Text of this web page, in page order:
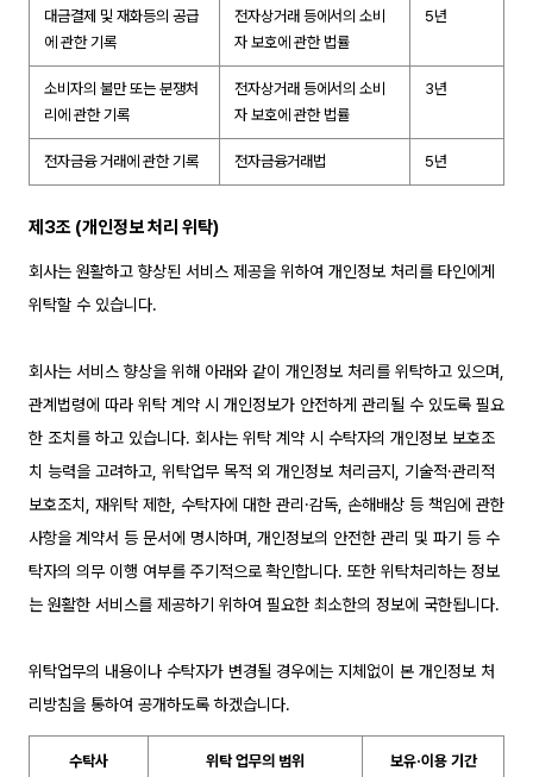
대금결제 및 재화등의 공급
에 관한 기록
전자상거래 등에서의 소비
자 보호에 관한 법률
5년
소비자의 불만 또는 분쟁처
리에 관한 기록
전자상거래 등에서의 소비
자 보호에 관한 법률
3년
전자금융 거래에 관한 기록 전자금융거래법 5년
제3조 (개인정보 처리 위탁)
회사는 원활하고 향상된 서비스 제공을 위하여 개인정보 처리를 타인에게
위탁할 수 있습니다.
회사는 서비스 향상을 위해 아래와 같이 개인정보 처리를 위탁하고 있으며,
관계법령에 따라 위탁 계약 시 개인정보가 안전하게 관리될 수 있도록 필요
한 조치를 하고 있습니다. 회사는 위탁 계약 시 수탁자의 개인정보 보호조
치 능력을 고려하고, 위탁업무 목적 외 개인정보 처리금지, 기술적·관리적
보호조치, 재위탁 제한, 수탁자에 대한 관리·감독, 손해배상 등 책임에 관한
사항을 계약서 등 문서에 명시하며, 개인정보의 안전한 관리 및 파기 등 수
탁자의 의무 이행 여부를 주기적으로 확인합니다. 또한 위탁처리하는 정보
는 원활한 서비스를 제공하기 위하여 필요한 최소한의 정보에 국한됩니다.
위탁업무의 내용이나 수탁자가 변경될 경우에는 지체없이 본 개인정보 처
리방침을 통하여 공개하도록 하겠습니다.
수탁사 위탁 업무의 범위 보유·이용 기간